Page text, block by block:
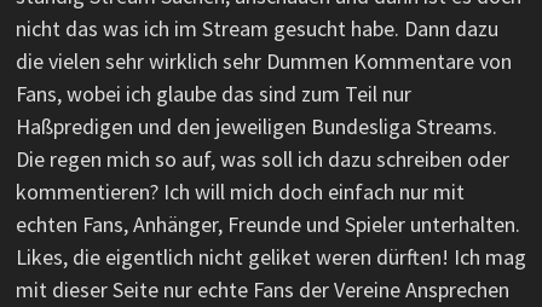
nicht das was ich im Stream gesucht habe. Dann dazu
die vielen sehr wirklich sehr Dummen Kommentare von
Fans, wobei ich glaube das sind zum Teil nur
Haßpredigen und den jeweiligen Bundesliga Streams.
Die regen mich so auf, was soll ich dazu schreiben oder
kommentieren? Ich will mich doch einfach nur mit
echten Fans, Anhänger, Freunde und Spieler unterhalten.
Likes, die eigentlich nicht geliket weren dürften! Ich mag
mit dieser Seite nur echte Fans der Vereine Ansprechen